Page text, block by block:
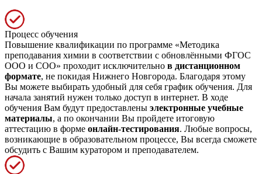
Процесс обучения
Повышение квалификации по программе «Методика
преподавания химии в соответствии с обновлёнными ФГОС
ООО и СОО» проходит исключительно в дистанционном
формате, не покидая Нижнего Новгорода. Благодаря этому
Вы можете выбирать удобный для себя график обучения. Для
начала занятий нужен только доступ в интернет. В ходе
обучения Вам будут предоставлены электронные учебные
материалы, а по окончании Вы пройдете итоговую
аттестацию в форме онлайн-тестирования. Любые вопросы,
возникающие в образовательном процессе, Вы всегда сможете
обсудить с Вашим куратором и преподавателем.